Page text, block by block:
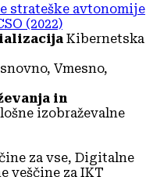
strateške avtonomije
(2022)
Kibernetska
Vmesno,
in
izobraževalne
za vse, Digitalne
veščine za IKT